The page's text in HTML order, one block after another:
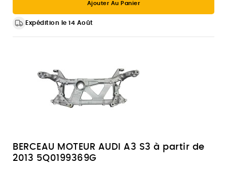
Ajouter Au Panier
Expédition le 14 Août
BERCEAU MOTEUR AUDI A3 S3 à partir de
2013 5Q0199369G